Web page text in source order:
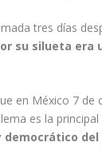
tres días
su silueta
en México 7
es la principal
democrático del